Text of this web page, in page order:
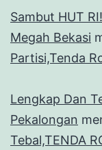
Sambut HUT
Megah Bekasi
Partisi,Tenda
Lengkap Dan
Pekalongan
Tebal,TENDA